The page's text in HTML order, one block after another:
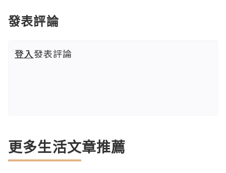
發表評論
登入發表評論
更多生活文章推薦